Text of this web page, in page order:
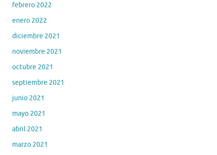
febrero 2022
enero 2022
diciembre 2021
noviembre 2021
octubre 2021
septiembre 2021
junio 2021
mayo 2021
abril 2021
marzo 2021